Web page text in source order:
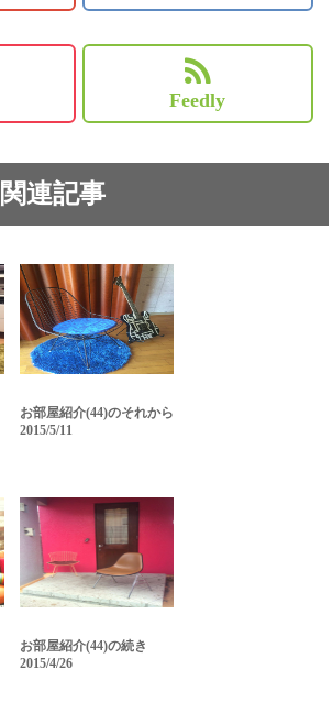
Feedly
連記事
お部屋紹介(44)のそれから
2015/5/11
お部屋紹介(44)の続き
2015/4/26